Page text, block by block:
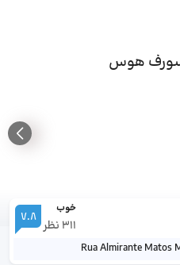
خوب
311 نظر 7.8
Rua Almirante Matos